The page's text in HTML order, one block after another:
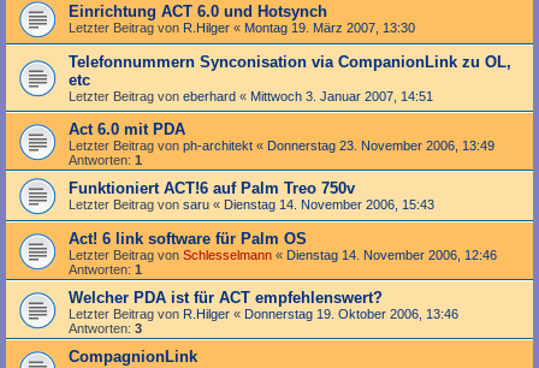
Einrichtung ACT 6.0 und Hotsynch
Letzter Beitrag von R.Hilger « Montag 19. März 2007, 13:30
Telefonnummern Synconisation via CompanionLink zu OL,
etc
Letzter Beitrag von eberhard « Mittwoch 3. Januar 2007, 14:51
Act 6.0 mit PDA
Letzter Beitrag von ph-architekt « Donnerstag 23. November 2006, 13:49
Antworten: 1
Funktioniert ACT!6 auf Palm Treo 750v
Letzter Beitrag von saru « Dienstag 14. November 2006, 15:43
Act! 6 link software für Palm OS
Letzter Beitrag von Schlesselmann « Dienstag 14. November 2006, 12:46
Antworten: 1
Welcher PDA ist für ACT empfehlenswert?
Letzter Beitrag von R.Hilger « Donnerstag 19. Oktober 2006, 13:46
Antworten: 3
CompagnionLink